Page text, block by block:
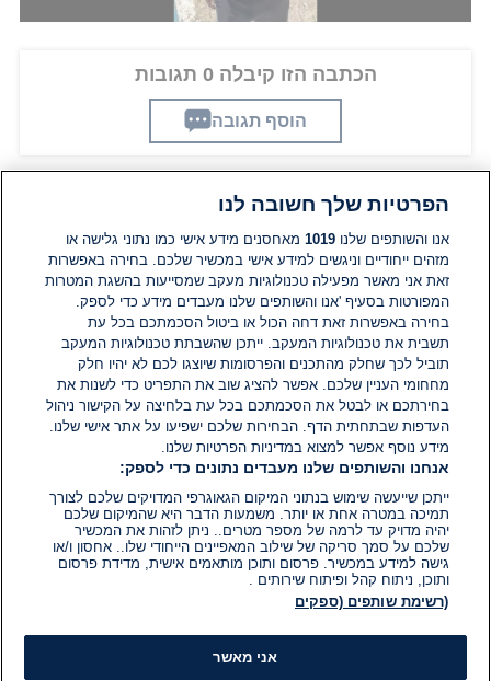
הכתבה הזו קיבלה 0 תגובות
הוסף תגובה
תגובות
אין עדיין תגובות. היה הראשון להגיב
הוסף תגובה
הפרטיות שלך חשובה לנו
אנו והשותפים שלנו1019 מאחסנים מידע אישי כמו נתוני גלישה או
מזהים ייחודיים וניגשים למידע אישי במכשיר שלכם. בחירה באפשרות
זאת אני מאשר מפעילה טכנולוגיות מעקב שמסייעות בהשגת המטרות
המפורטות בסעיף 'אנו והשותפים שלנו מעבדים מידע כדי לספק.
בחירה באפשרות זאת דחה הכול או ביטול הסכמתכם בכל עת
תשבית את טכנולוגיות המעקב. ייתכן שהשבתת טכנולוגיות המעקב
תוביל לכך שחלק מהתכנים והפרסומות שיוצגו לכם לא יהיו חלק
מחחומי העניין שלכם. אפשר להציג שוב את התפריט כדי לשנות את
בחירתכם או לבטל את הסכמתכם בכל עת בלחיצה על הקישור ניהול
העדפות שבתחתית הדף. הבחירות שלכם ישפיעו על אתר אישי שלנו.
מידע נוסף אפשר למצוא במדיניות הפרטיות שלנו.
אנחנו והשותפים שלנו מעבדים נתונים כדי לספק:
ייתכן שייעשה שימוש בנתוני המיקום הגאוגרפי המדויקים שלכם לצורך
תמיכה במטרה אחת או יותר. משמעות הדבר היא שהמיקום שלכם
יהיה מדויק עד לרמה של מספר מטרים.. ניתן לזהות את המכשיר
שלכם על סמך סריקה של שילוב המאפיינים הייחודי שלו.. אחסון ו/או
גישה למידע במכשיר. פרסום ותוכן מותאמים אישית, מדידת פרסום
ותוכן, ניתוח קהל ופיתוח שירותים .
(רשימת שותפים (ספקים
אני מאשר